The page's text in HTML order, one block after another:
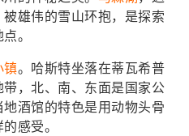
雄伟的雪山环抱，是探索
。
镇。哈斯特坐落在蒂瓦希普
，北、南、东面是国家公
酒馆的特色是用动物头骨
感受。